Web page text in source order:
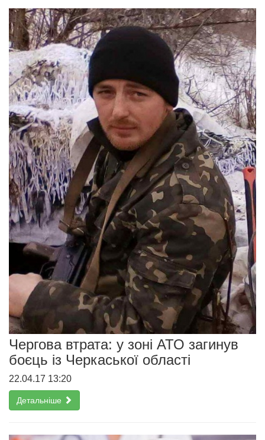
Чергова втрата: у зоні АТО загинув
боєць із Черкаської області
22.04.17 13:20
Детальніше